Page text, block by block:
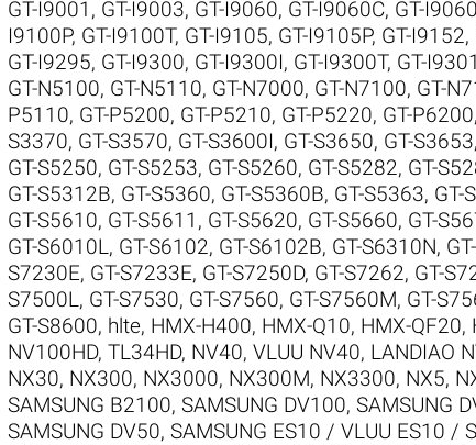
GT-I9001 , GT-I9003, GT-I9060, GT-I9060C, GT-
I9100P, GT-I9100T, GT-I9105, GT-I9105P, GT-I9152,
GT-I9295, GT-I9300, GT-I9300I, GT-I9300T, GT-
GT-N5100, GT-N5110, GT-N7000, GT-N7100, GT-
P5110, GT-P5200, GT-P5210, GT-P5220, GT-P6200,
S3370, GT-S3570, GT-S3600I, GT-S3650, GT-S3653,
GT-S5250, GT-S5253, GT-S5260, GT-S5282, GT-
GT-S5312B, GT-S5360, GT-S5360B, GT-S5363, GT-
GT-S5610, GT-S5611 , GT-S5620, GT-S5660, GT-
GT-S6010L, GT-S6102, GT-S6102B, GT-S6310N,
S7230E, GT-S7233E, GT-S7250D, GT-S7262, GT-
S7500L, GT-S7530, GT-S7560, GT-S7560M, GT-
GT-S8600, hlte, HMX-H400, HMX-Q10, HMX-QF20,
NV100HD, TL34HD, NV40, VLUU NV40, LANDIAO
NX30, NX300, NX3000, NX300M, NX3300, NX5,
SAMSUNG B2100, SAMSUNG DV100, SAMSUNG
SAMSUNG DV50, SAMSUNG ES10 / VLUU ES10 /